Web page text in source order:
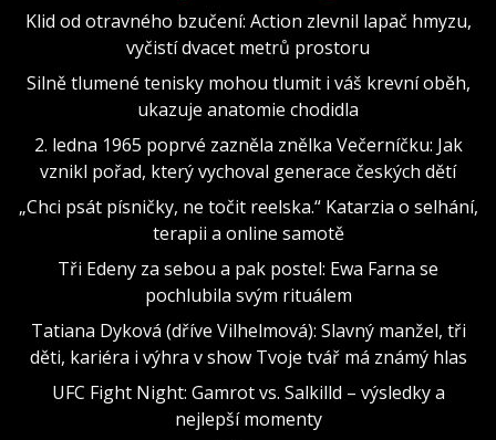
Klid od otravného bzučení: Action zlevnil lapač hmyzu,
vyčistí dvacet metrů prostoru
Silně tlumené tenisky mohou tlumit i váš krevní oběh,
ukazuje anatomie chodidla
2. ledna 1965 poprvé zazněla znělka Večerníčku: Jak
vznikl pořad, který vychoval generace českých dětí
„Chci psát písničky, ne točit reelska.“ Katarzia o selhání,
terapii a online samotě
Tři Edeny za sebou a pak postel: Ewa Farna se
pochlubila svým rituálem
Tatiana Dyková (dříve Vilhelmová): Slavný manžel, tři
děti, kariéra i výhra v show Tvoje tvář má známý hlas
UFC Fight Night: Gamrot vs. Salkilld – výsledky a
nejlepší momenty